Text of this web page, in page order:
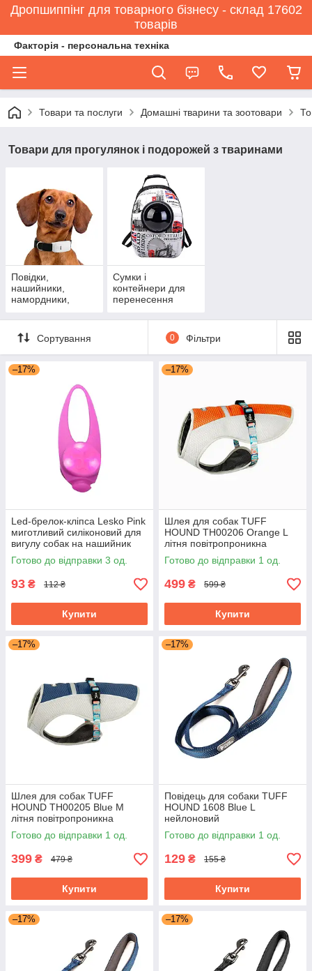
Дропшиппінг для товарного бізнесу - склад 17602
товарів
Факторія - персональна техніка
Товари та послуги Домашні тварини та зоотовари
Товари для прогулянок і подорожей з тваринами
Повідки,
нашийники,
намордники,
Сумки і
контейнери для
перенесення
Сортування 0 Фільтри
–17%
Led-брелок-кліпса Lesko Pink
миготливий силіконовий для
вигулу собак на нашийник
Готово до відправки 3 од.
93 ₴ 112 ₴
Купити
–17%
Шлея для собак TUFF
HOUND TH00206 Orange L
літня повітропроникна
Готово до відправки 1 од.
499 ₴ 599 ₴
Купити
–17%
Шлея для собак TUFF
HOUND TH00205 Blue M
літня повітропроникна
Готово до відправки 1 од.
399 ₴ 479 ₴
Купити
–17%
Повідець для собаки TUFF
HOUND 1608 Blue L
нейлоновий
Готово до відправки 1 од.
129 ₴ 155 ₴
Купити
–17% –17%